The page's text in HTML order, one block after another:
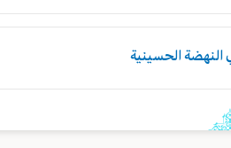
النهضة الحسينية